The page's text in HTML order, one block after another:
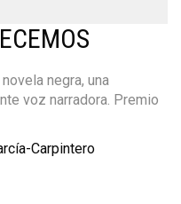
negra, una
voz narradora. Premio
Carpintero